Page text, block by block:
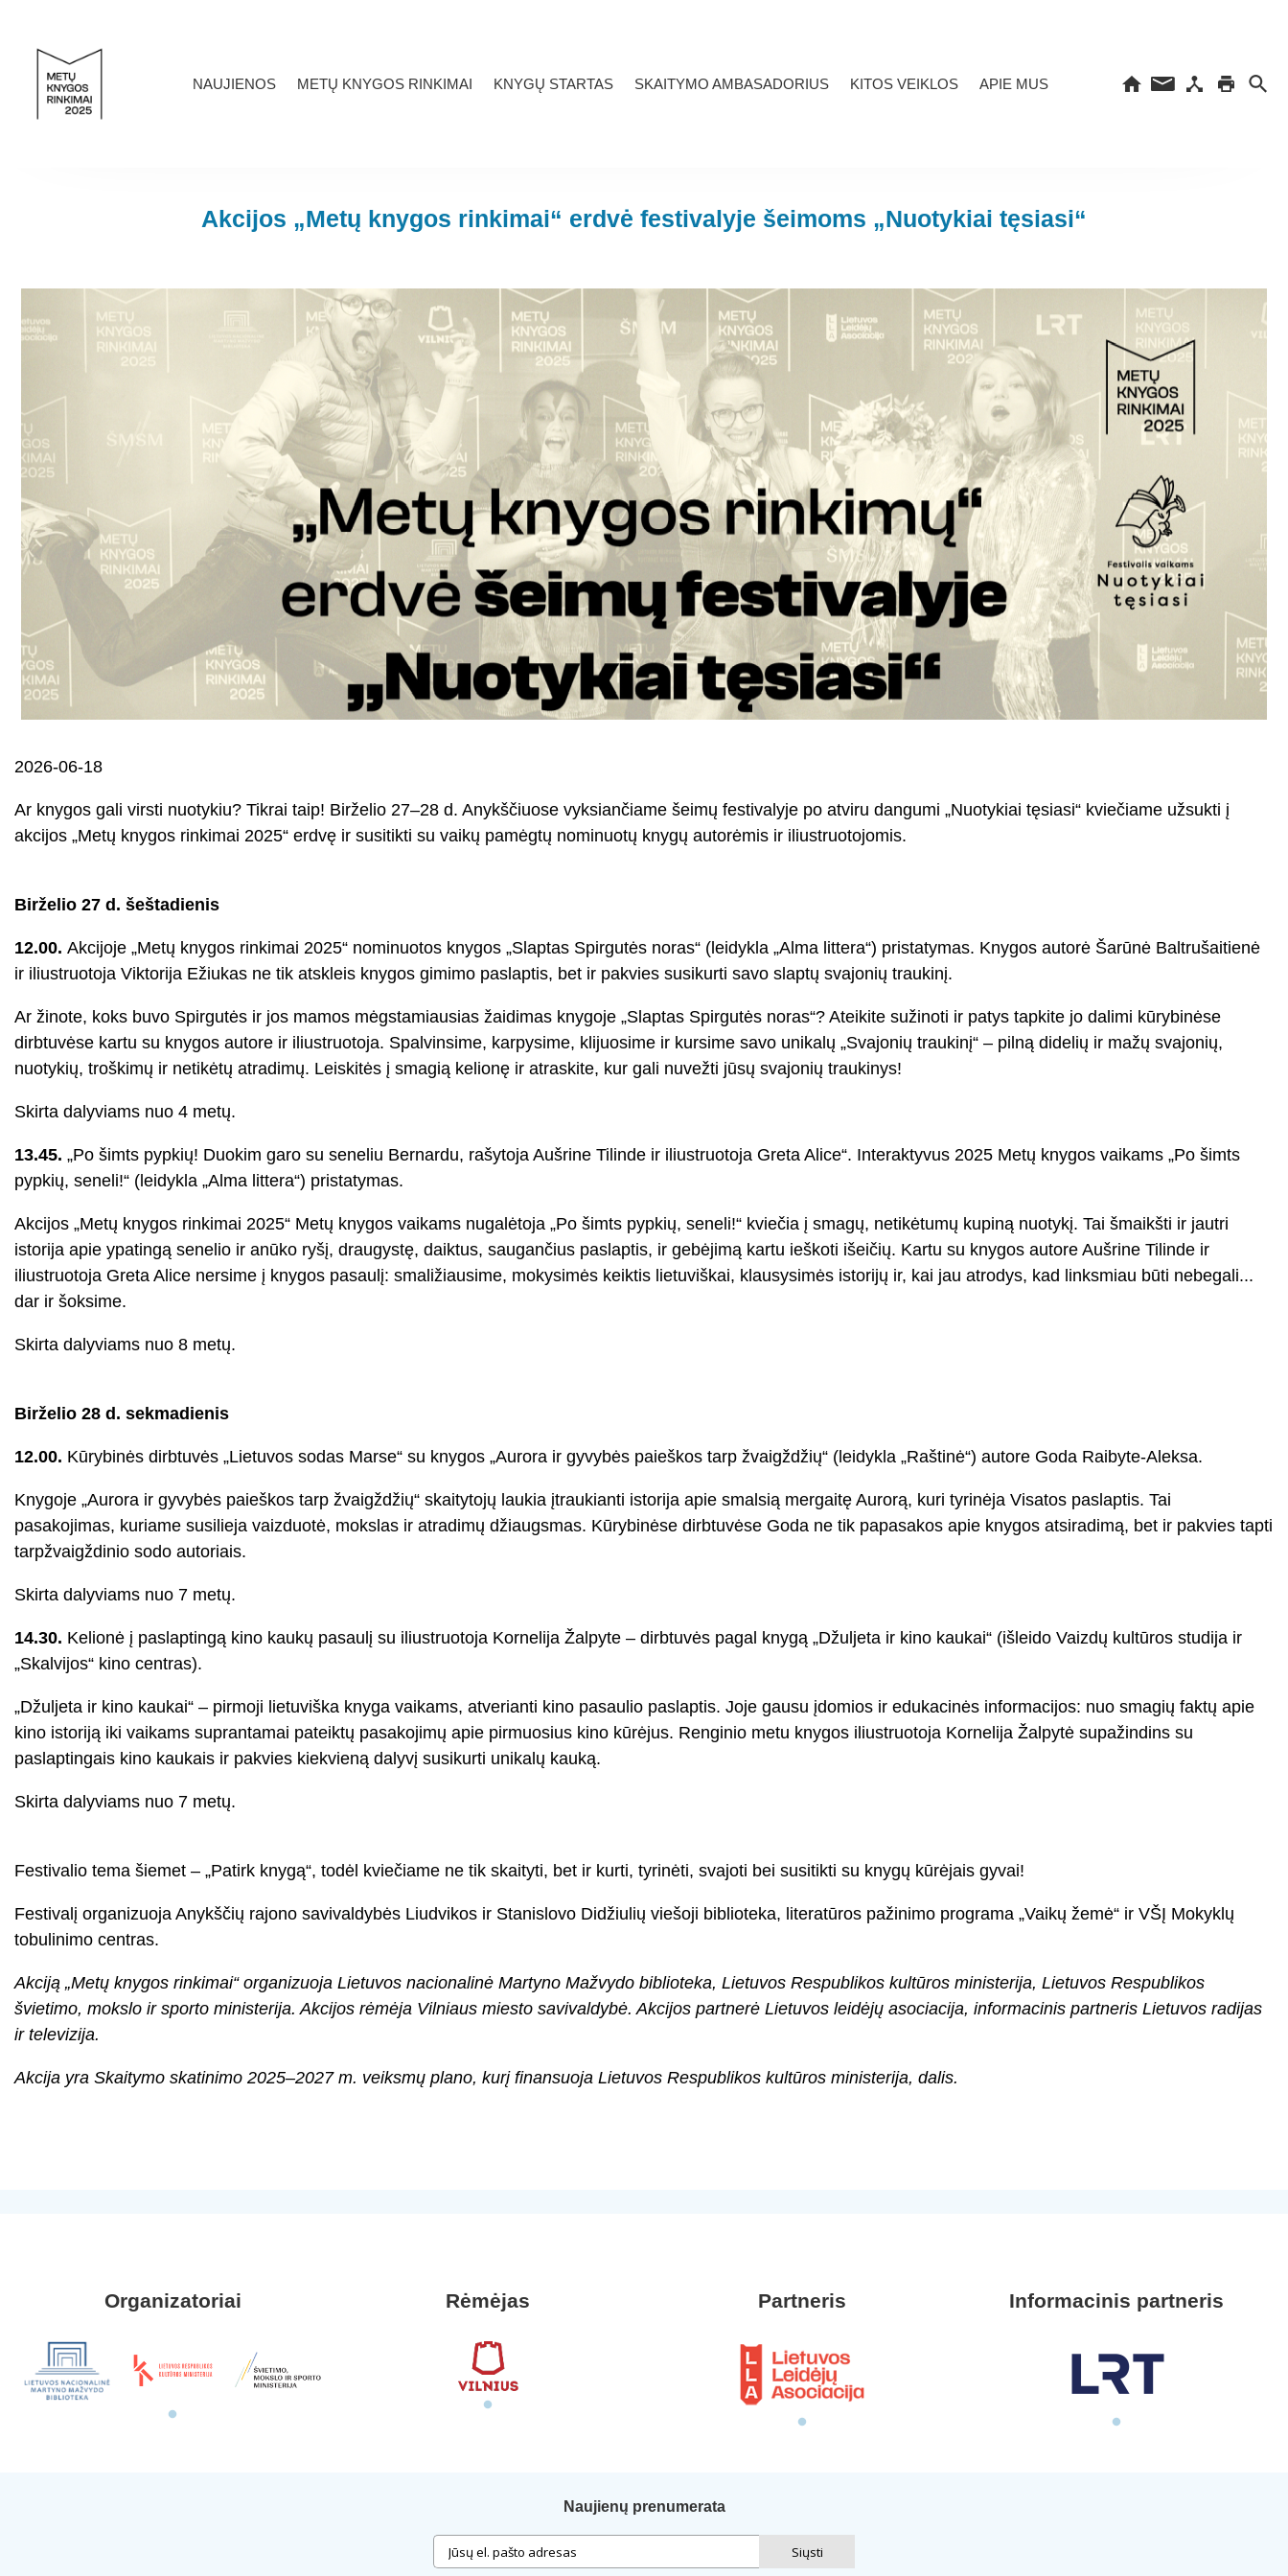
NAUJIENOS METŲ KNYGOS RINKIMAI KNYGŲ STARTAS SKAITYMO AMBASADORIUS KITOS VEIKLOS APIE MUS
Akcijos „Metų knygos rinkimai“ erdvė festivalyje šeimoms „Nuotykiai tęsiasi“
2026-06-18
Ar knygos gali virsti nuotykiu? Tikrai taip! Birželio 27–28 d. Anykščiuose vyksiančiame šeimų festivalyje po atviru dangumi „Nuotykiai tęsiasi“ kviečiame užsukti į
akcijos „Metų knygos rinkimai 2025“ erdvę ir susitikti su vaikų pamėgtų nominuotų knygų autorėmis ir iliustruotojomis.
Birželio 27 d. šeštadienis
12.00. Akcijoje „Metų knygos rinkimai 2025“ nominuotos knygos „Slaptas Spirgutės noras“ (leidykla „Alma littera“) pristatymas. Knygos autorė Šarūnė Baltrušaitienė
ir iliustruotoja Viktorija Ežiukas ne tik atskleis knygos gimimo paslaptis, bet ir pakvies susikurti savo slaptų svajonių traukinį.
Ar žinote, koks buvo Spirgutės ir jos mamos mėgstamiausias žaidimas knygoje „Slaptas Spirgutės noras“? Ateikite sužinoti ir patys tapkite jo dalimi kūrybinėse
dirbtuvėse kartu su knygos autore ir iliustruotoja. Spalvinsime, karpysime, klijuosime ir kursime savo unikalų „Svajonių traukinį“ – pilną didelių ir mažų svajonių,
nuotykių, troškimų ir netikėtų atradimų. Leiskitės į smagią kelionę ir atraskite, kur gali nuvežti jūsų svajonių traukinys!
Skirta dalyviams nuo 4 metų.
13.45. „Po šimts pypkių! Duokim garo su seneliu Bernardu, rašytoja Aušrine Tilinde ir iliustruotoja Greta Alice“. Interaktyvus 2025 Metų knygos vaikams „Po šimts
pypkių, seneli!“ (leidykla „Alma littera“) pristatymas.
Akcijos „Metų knygos rinkimai 2025“ Metų knygos vaikams nugalėtoja „Po šimts pypkių, seneli!“ kviečia į smagų, netikėtumų kupiną nuotykį. Tai šmaikšti ir jautri
istorija apie ypatingą senelio ir anūko ryšį, draugystę, daiktus, saugančius paslaptis, ir gebėjimą kartu ieškoti išeičių. Kartu su knygos autore Aušrine Tilinde ir
iliustruotoja Greta Alice nersime į knygos pasaulį: smaližiausime, mokysimės keiktis lietuviškai, klausysimės istorijų ir, kai jau atrodys, kad linksmiau būti nebegali...
dar ir šoksime.
Skirta dalyviams nuo 8 metų.
Birželio 28 d. sekmadienis
12.00. Kūrybinės dirbtuvės „Lietuvos sodas Marse“ su knygos „Aurora ir gyvybės paieškos tarp žvaigždžių“ (leidykla „Raštinė“) autore Goda Raibyte-Aleksa.
Knygoje „Aurora ir gyvybės paieškos tarp žvaigždžių“ skaitytojų laukia įtraukianti istorija apie smalsią mergaitę Aurorą, kuri tyrinėja Visatos paslaptis. Tai
pasakojimas, kuriame susilieja vaizduotė, mokslas ir atradimų džiaugsmas. Kūrybinėse dirbtuvėse Goda ne tik papasakos apie knygos atsiradimą, bet ir pakvies tapti
tarpžvaigždinio sodo autoriais.
Skirta dalyviams nuo 7 metų.
14.30. Kelionė į paslaptingą kino kaukų pasaulį su iliustruotoja Kornelija Žalpyte – dirbtuvės pagal knygą „Džuljeta ir kino kaukai“ (išleido Vaizdų kultūros studija ir
„Skalvijos“ kino centras).
„Džuljeta ir kino kaukai“ – pirmoji lietuviška knyga vaikams, atverianti kino pasaulio paslaptis. Joje gausu įdomios ir edukacinės informacijos: nuo smagių faktų apie
kino istoriją iki vaikams suprantamai pateiktų pasakojimų apie pirmuosius kino kūrėjus. Renginio metu knygos iliustruotoja Kornelija Žalpytė supažindins su
paslaptingais kino kaukais ir pakvies kiekvieną dalyvį susikurti unikalų kauką.
Skirta dalyviams nuo 7 metų.
Festivalio tema šiemet – „Patirk knygą“, todėl kviečiame ne tik skaityti, bet ir kurti, tyrinėti, svajoti bei susitikti su knygų kūrėjais gyvai!
Festivalį organizuoja Anykščių rajono savivaldybės Liudvikos ir Stanislovo Didžiulių viešoji biblioteka, literatūros pažinimo programa „Vaikų žemė“ ir VŠĮ Mokyklų
tobulinimo centras.
Akciją „Metų knygos rinkimai“ organizuoja Lietuvos nacionalinė Martyno Mažvydo biblioteka, Lietuvos Respublikos kultūros ministerija, Lietuvos Respublikos
švietimo, mokslo ir sporto ministerija. Akcijos rėmėja Vilniaus miesto savivaldybė. Akcijos partnerė Lietuvos leidėjų asociacija, informacinis partneris Lietuvos radijas
ir televizija.
Akcija yra Skaitymo skatinimo 2025–2027 m. veiksmų plano, kurį finansuoja Lietuvos Respublikos kultūros ministerija, dalis.
Organizatoriai Rėmėjas Partneris Informacinis partneris
Naujienų prenumerata